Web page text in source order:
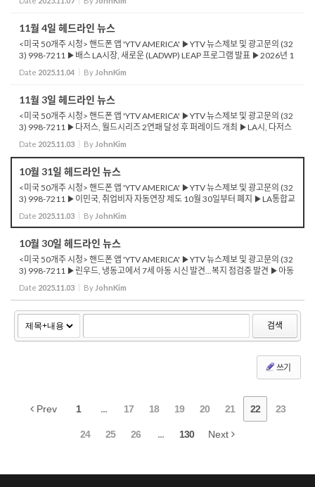
프로그램으로 7...
11월 4일 헤드라인 뉴스
<미국 50개주 시청> 핸드폰 앱 'YTV AMERICA' ▶YTV 뉴스제보 및 광고문의 (32
3) 998-7211 ▶배스 LA시장, 새로운 (LADWP) LEAP 프로그램 발표 ▶2026년 1
2월까지 잔디밭을 물 절약형 정원으로 전환 ▶11월 4일 선거 주민발의안 50 투표
결과에 관심 집중 ...
Date 2025.11.04 By JohnKim
11월 3일 헤드라인 뉴스
<미국 50개주 시청> 핸드폰 앱 'YTV AMERICA' ▶YTV 뉴스제보 및 광고문의 (32
3) 998-7211 ▶다저스, 월드시리즈 2연패 달성 후 퍼레이드 개최 ▶LA시, 다저스
우승 축하 거리 인파 중 최소 7명 체포 ▶LA 카운티, 11월 4일 특별선거 대비 투표소
140곳 ...
Date 2025.11.03 By JohnKim
10월 31일 헤드라인 뉴스
<미국 50개주 시청> 핸드폰 앱 'YTV AMERICA' ▶YTV 뉴스제보 및 광고문의 (32
3) 998-7211 ▶이민국, 취업비자 자동연장 제도 10월 30일부터 폐지 ▶LA통합교
육국, SNAP 중단 학생에 하루 세 끼 무료 제공 ▶트럼프 행정부, 셧다운으로 항공편
지연 증가 ...
Date 2025.11.03 By JohnKim
10월 30일 헤드라인 뉴스
<미국 50개주 시청> 핸드폰 앱 'YTV AMERICA' ▶YTV 뉴스제보 및 광고문의 (32
3) 998-7211 ▶린우드, 냉동고에서 7세 아동 시신 발견...복지 점검중 발견 ▶아동
의 모친 체포, 살인 혐의...부친·할머니는 살인 공모로 체포 ▶밴스 부통령, “...
Date 2025.11.03 By JohnKim
검색
쓰기
Prev 1 ... 17 18 19 20 21 22 23
24 25 26 ... 130 Next